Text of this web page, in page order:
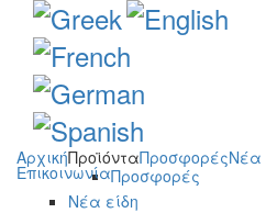
ΑρχικήΠροϊόνταΠροσφορέςΝέα
ΕπικοινωνίαΠροσφορές
Νέα είδη